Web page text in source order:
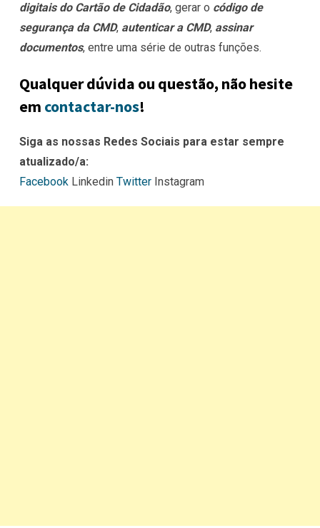
digitais do Cartão de Cidadão, gerar o código de
segurança da CMD, autenticar a CMD, assinar
documentos, entre uma série de outras funções.
Qualquer dúvida ou questão, não hesite
em contactar-nos!
Siga as nossas Redes Sociais para estar sempre
atualizado/a:
Facebook Linkedin Twitter Instagram